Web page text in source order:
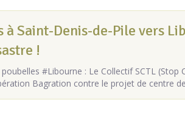
à Saint-Denis-de-Pile vers
!
#Libourne : Le Collectif SCTL (Stop
Bagration contre le projet de centre